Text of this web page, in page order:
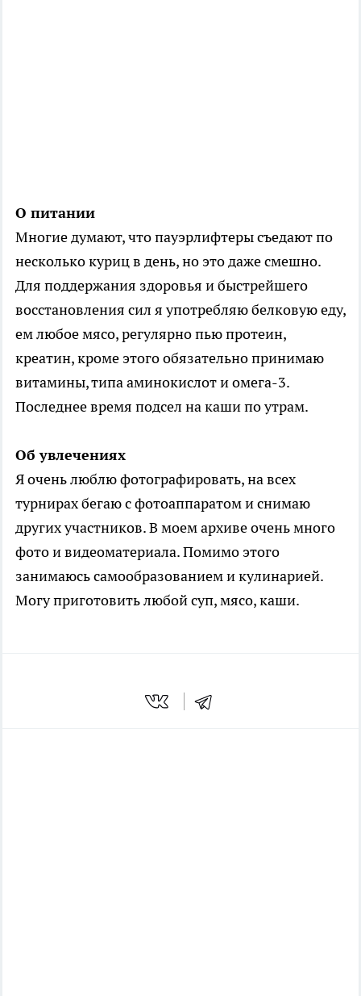
О питании
Многие думают, что пауэрлифтеры съедают по
несколько куриц в день, но это даже смешно.
Для поддержания здоровья и быстрейшего
восстановления сил я употребляю белковую еду,
ем любое мясо, регулярно пью протеин,
креатин, кроме этого обязательно принимаю
витамины, типа аминокислот и омега-3.
Последнее время подсел на каши по утрам.
Об увлечениях
Я очень люблю фотографировать, на всех
турнирах бегаю с фотоаппаратом и снимаю
других участников. В моем архиве очень много
фото и видеоматериала. Помимо этого
занимаюсь самообразованием и кулинарией.
Могу приготовить любой суп, мясо, каши.